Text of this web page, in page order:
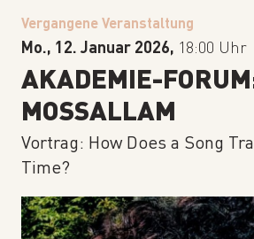
Vergangene Veranstaltung
Mo., 12. Januar 2026, 18:00 Uhr
AKADEMIE-
MOSSALLAM
Vortrag: How Does a Song
Time?